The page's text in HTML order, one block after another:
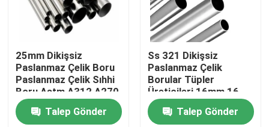
25mm Dikişsiz
Paslanmaz Çelik Boru
Paslanmaz Çelik Sıhhi
Boru Astm A312 A270
304 316L 310S
Talep Gönder
Ss 321 Dikişsiz
Paslanmaz Çelik
Borular Tüpler
Üreticileri 16mm 16
Ölçer 304 Eşanjör
Talep Gönder